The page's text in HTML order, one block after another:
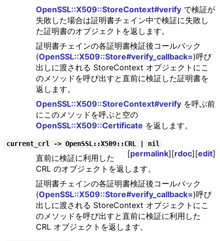
OpenSSL::X509::StoreContext#verifyで検証が
失敗した場合は証明書チェイン中で検証に失敗し
た証明書のオブジェクトを返します。
証明書チェインの各証明書検証後コールバック
(OpenSSL::X509::Store#verify_callback=)呼び
出しに渡される StoreContext オブジェクトにこ
のメソッドを呼び出すと直前に検証した証明書を
返します。
OpenSSL::X509::StoreContext#verifyを呼ぶ前
にこのメソッドを呼ぶと空の
OpenSSL::X509::Certificate を返します。
current_crl -> OpenSSL::X509::CRL | nil
[permalink][rdoc][edit]
直前に検証に利用した
CRL のオブジェクトを返します。
証明書チェインの各証明書検証後コールバック
(OpenSSL::X509::Store#verify_callback=)呼び
出しに渡される StoreContext オブジェクトにこ
のメソッドを呼び出すと直前に検証に利用した
CRL オブジェクトを返します。